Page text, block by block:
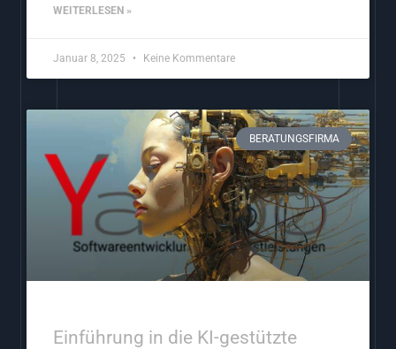
WEITERLESEN »
Januar 8, 2025 Keine Kommentare
BERATUNGSFIRMA
Einführung in die KI-gestützte